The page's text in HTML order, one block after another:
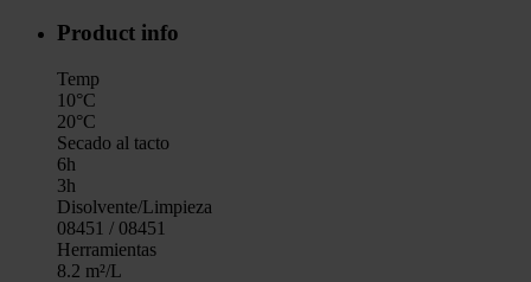
Product info
Temp
10°C
20°C
Secado al tacto
6h
3h
Disolvente/Limpieza
08451 / 08451
Herramientas
8.2 m²/L